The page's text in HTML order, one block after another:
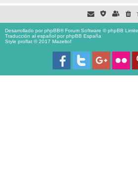
Desarrollado porphpBB® Forum Software © phpBB
Traducción al español porphpBB España
Style proflat © 2017 Mazeltof